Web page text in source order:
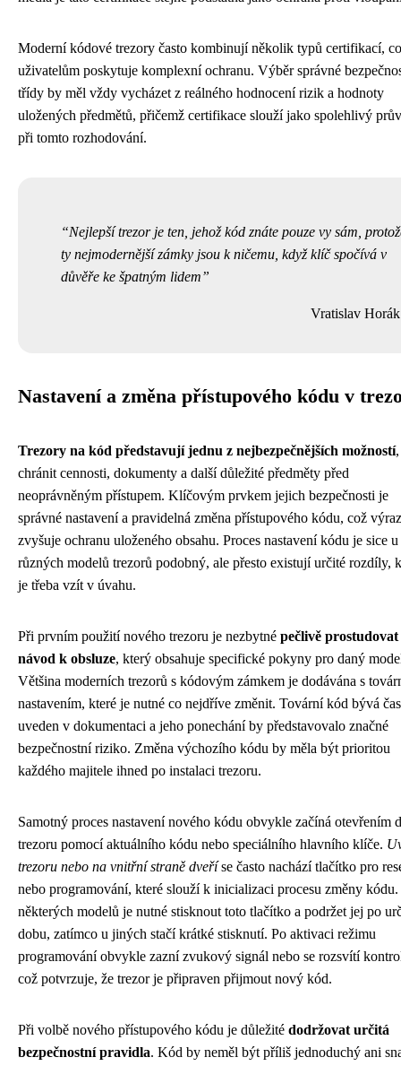
Moderní kódové trezory často kombinují několik typů certifikací,
uživatelům poskytuje komplexní ochranu. Výběr správné
třídy by měl vždy vycházet z reálného hodnocení rizik a hodnoty
uložených předmětů, přičemž certifikace slouží jako spolehlivý
při tomto rozhodování.
Nejlepší trezor je ten, jehož kód znáte pouze vy sám,
ty nejmodernější zámky jsou k ničemu, když klíč spočívá v
důvěře ke špatným lidem
Vratislav Horák
Nastavení a změna přístupového kódu v
Trezory na kód představují jednu z nejbezpečnějších možností
chránit cennosti, dokumenty a další důležité předměty před
neoprávněným přístupem. Klíčovým prvkem jejich bezpečnosti je
správné nastavení a pravidelná změna přístupového kódu, což
zvyšuje ochranu uloženého obsahu. Proces nastavení kódu je sice u
různých modelů trezorů podobný, ale přesto existují určité rozdíly,
je třeba vzít v úvahu.
Při prvním použití nového trezoru je nezbytné pečlivě prostudovat
návod k obsluze, který obsahuje specifické pokyny pro daný
Většina moderních trezorů s kódovým zámkem je dodávána s
nastavením, které je nutné co nejdříve změnit. Tovární kód bývá
uveden v dokumentaci a jeho ponechání by představovalo značné
bezpečnostní riziko. Změna výchozího kódu by měla být prioritou
každého majitele ihned po instalaci trezoru.
Samotný proces nastavení nového kódu obvykle začíná otevřením
trezoru pomocí aktuálního kódu nebo speciálního hlavního klíče.
trezoru nebo na vnitřní straně dveříse často nachází tlačítko pro
nebo programování, které slouží k inicializaci procesu změny
některých modelů je nutné stisknout toto tlačítko a podržet jej po
dobu, zatímco u jiných stačí krátké stisknutí. Po aktivaci režimu
programování obvykle zazní zvukový signál nebo se rozsvítí
což potvrzuje, že trezor je připraven přijmout nový kód.
Při volbě nového přístupového kódu je důležité dodržovat určitá
bezpečnostní pravidla. Kód by neměl být příliš jednoduchý ani